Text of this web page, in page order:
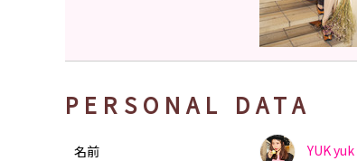
PERSONAL DATA
名前 YUKyuk